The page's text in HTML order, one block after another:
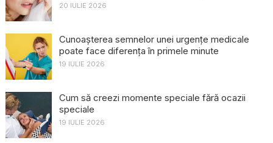
20 IULIE 2026
Cunoașterea semnelor unei urgențe medicale
poate face diferența în primele minute
19 IULIE 2026
Cum să creezi momente speciale fără ocazii
speciale
19 IULIE 2026